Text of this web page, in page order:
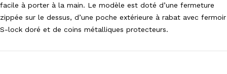
facile à porter à la main. Le modèle est doté d’une fermeture
zippée sur le dessus, d’une poche extérieure à rabat avec fermoir
S-lock doré et de coins métalliques protecteurs.